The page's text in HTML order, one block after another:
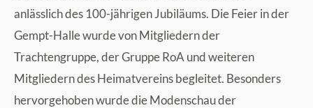
anlässlich des 100-jährigen Jubiläums. Die Feier in der
Gempt-Halle wurde von Mitgliedern der
Trachtengruppe, der Gruppe RoA und weiteren
Mitgliedern des Heimatvereins begleitet. Besonders
hervorgehoben wurde die Modenschau der